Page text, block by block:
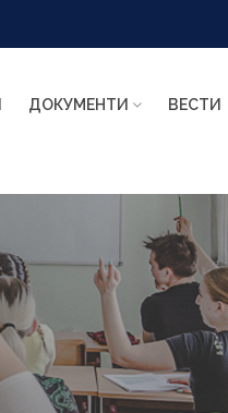
ДОКУМЕНТИ ВЕСТИ